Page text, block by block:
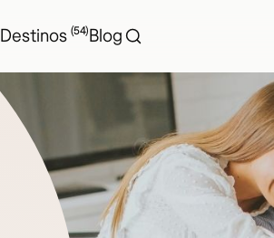
Destinos (54)Blog